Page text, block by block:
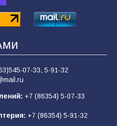
почему
— это
Зеленского о
07-33, 5-91-32
+7 (86354) 5-07-33
+7 (86354) 5-91-32